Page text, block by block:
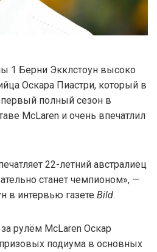
1 Берни Экклстоун высоко
Оскара Пиастри, который в
полный сезон в
McLaren и очень впечатлил
22-летний австралиец
станет чемпионом», —
в интервью газете Bild.
рулём McLaren Оскар
подиума в основных